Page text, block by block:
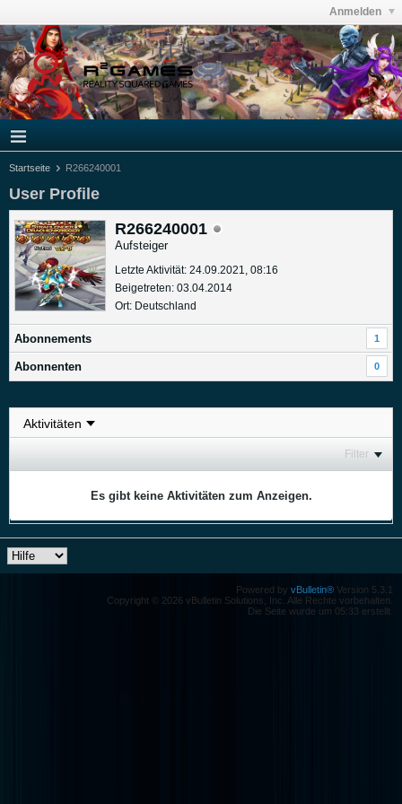
Anmelden
Startseite R266240001
User Profile
R266240001
Aufsteiger
Letzte Aktivität: 24.09.2021, 08:16
Beigetreten: 03.04.2014
Ort: Deutschland
Abonnements 1
Abonnenten 0
Filter
Es gibt keine Aktivitäten zum Anzeigen.
Powered by vBulletin® Version 5.3.1
Copyright © 2026 vBulletin Solutions, Inc. Alle Rechte vorbehalten.
Die Seite wurde um 05:33 erstellt.